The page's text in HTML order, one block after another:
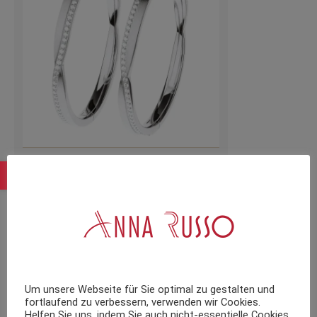
109,00€
zzgl. Versandkosten
Um unsere Webseite für Sie optimal zu gestalten und
fortlaufend zu verbessern, verwenden wir Cookies.